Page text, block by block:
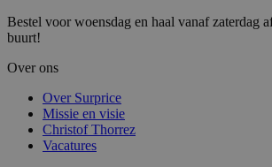
Bestel voor woensdag en haal vanaf zaterdag
buurt!
Over ons
Over Surprice
Missie en visie
Christof Thorrez
Vacatures